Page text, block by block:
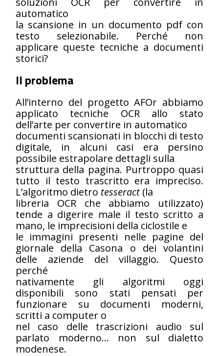
automatico
la scansione in un documento pdf con
testo selezionabile. Perché non
applicare queste tecniche a documenti
storici?
Il problema
All’interno del progetto AFOr abbiamo
applicato tecniche OCR allo stato
dell’arte per convertire in automatico
documenti scansionati in blocchi di testo
digitale, in alcuni casi era persino
possibile estrapolare dettagli sulla
struttura della pagina. Purtroppo quasi
tutto il testo trascritto era impreciso.
L’algoritmo dietro tesseract(la
libreria OCR che abbiamo utilizzato)
tende a digerire male il testo scritto a
mano, le imprecisioni della ciclostile e
le immagini presenti nelle pagine del
giornale della Casona o dei volantini
delle aziende del villaggio. Questo
perché
nativamente gli algoritmi oggi
disponibili sono stati pensati per
funzionare su documenti moderni,
scritti a computer o
nel caso delle trascrizioni audio sul
parlato moderno… non sul dialetto
modenese.